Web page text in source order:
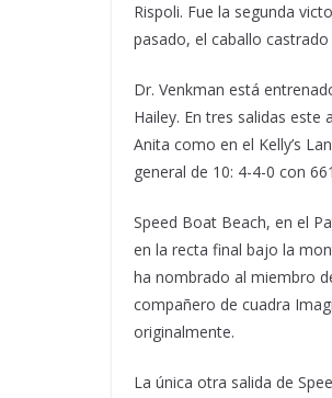
Rispoli. Fue la segunda
pasado, el caballo
Dr. Venkman está
Hailey. En tres salidas este
Anita como en el Kelly’s
general de 10: 4-4-0 con
Speed Boat Beach, en el
en la recta final bajo la
ha nombrado al miembro
compañero de cuadra
originalmente.
La única otra salida de